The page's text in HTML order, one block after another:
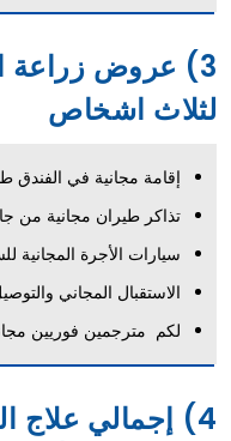
3) عروض زراعة
لثلاث اشخاص
إقامة مجانية في الفندق
تذاكر طيران مجانية من
سيارات الأجرة المجانية
الاستقبال المجاني
لكم مترجمين فوريين
4) إجمالي علاج